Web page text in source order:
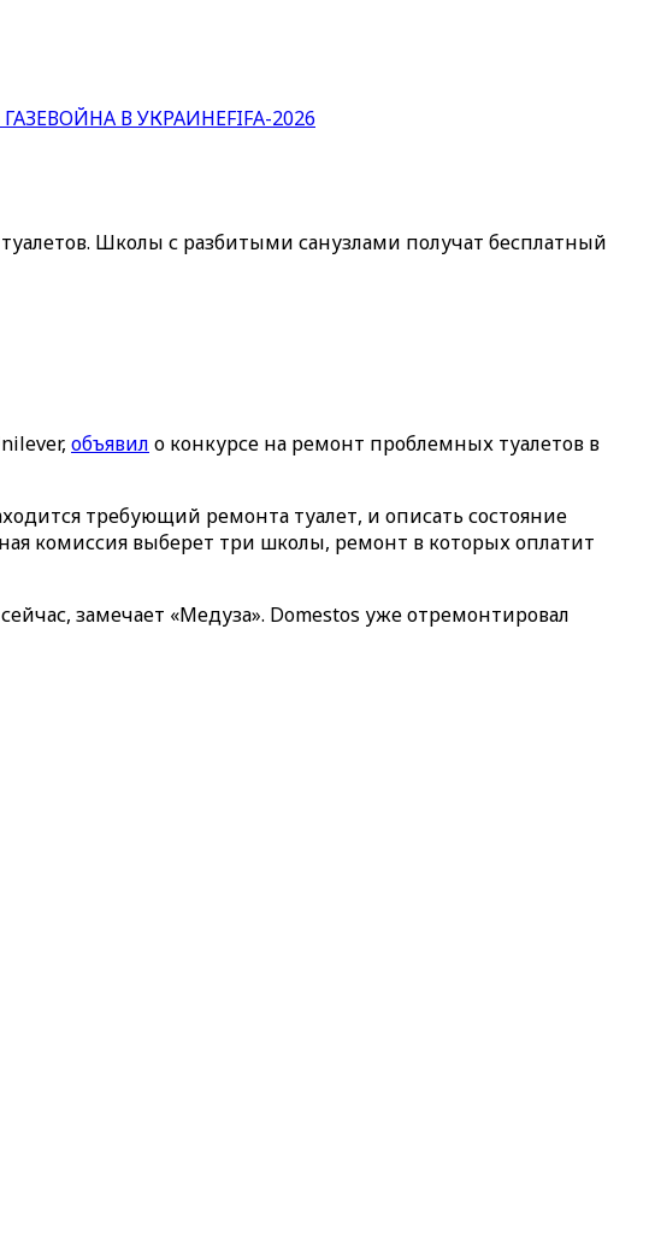
ВОЙНА В УКРАИНЕFIFA-2026
Школы с разбитыми санузлами получат бесплатный
объявил о конкурсе на ремонт проблемных туалетов в
требующий ремонта туалет, и описать состояние
комиссия выберет три школы, ремонт в которых оплатит
замечает «Медуза». Domestos уже отремонтировал